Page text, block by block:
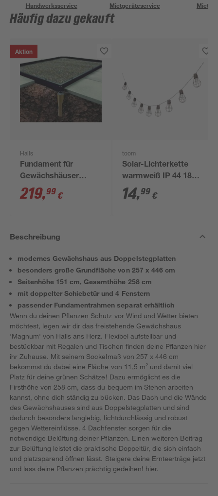
Handwerksservice Mietgeräteservice
Häufig dazu gekauft
Aktion
Halls
Fundament für
Gewächshäuser
'Magnum 128' und
'Universal 128' 9,9 m²
219,99 €
toom
Solar-Lichterkette
warmweiß IP 44 180
cm
14,99 €
Beschreibung
modernes Gewächshaus aus Doppelstegplatten
besonders große Grundfläche von 257 x 446 cm
Seitenhöhe 151 cm, Gesamthöhe 258 cm
mit doppelter Schiebetür und 4 Fenstern
passender Fundamentrahmen separat erhältlich
Wenn du deinen Pflanzen Schutz vor Wind und Wetter bieten
möchtest, legen wir dir das freistehende Gewächshaus
'Magnum' von Halls ans Herz. Flexibel aufstellbar und
bestückbar mit Regalen und Tischen finden deine Pflanzen hier
ihr Zuhause. Mit seinem Sockelmaß von 257 x 446 cm
bekommst du dabei eine Fläche von 11,5 m² und damit viel
Platz für deine grünen Schätze! Dazu ermöglicht es die
Firsthöhe von 258 cm, dass du bequem im Stehen arbeiten
kannst, ohne dich ständig zu bücken. Das Dach und die Wände
des Gewächshauses sind aus Doppelstegplatten und sind
dadurch besonders langlebig, lichtdurchlässig und robust
gegen Wettereinflüsse. 4 Dachfenster sorgen für die
notwendige Belüftung deiner Pflanzen. Einen weiteren Beitrag
zur Belüftung leistet die praktische Doppeltür, die sich einfach
und platzsparend öffnen lässt. Steigere deine Ernteerträge jetzt
und lass deine Pflanzen prächtig gedeihen! hier.